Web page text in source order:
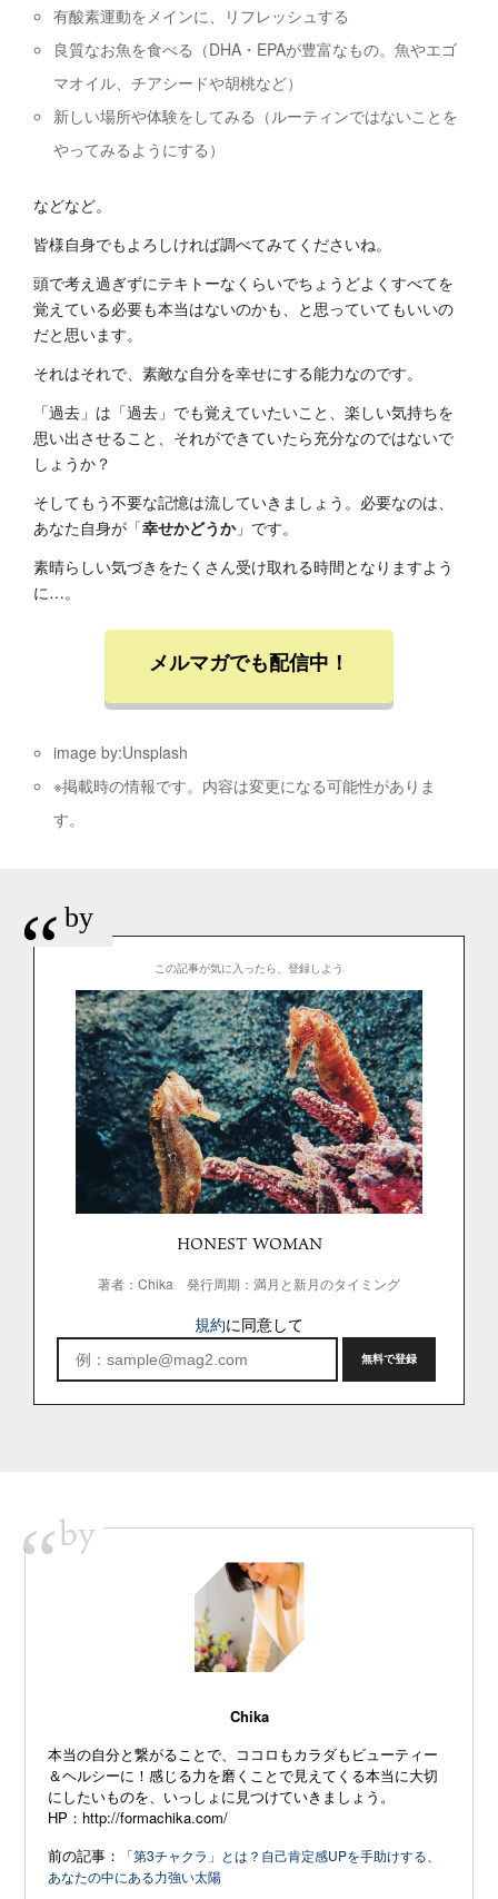
有酸素運動をメインに、リフレッシュする
良質なお魚を食べる（DHA・EPAが豊富なもの。魚やエゴ
マオイル、チアシードや胡桃など）
新しい場所や体験をしてみる（ルーティンではないことを
やってみるようにする）
などなど。
皆様自身でもよろしければ調べてみてくださいね。
頭で考え過ぎずにテキトーなくらいでちょうどよくすべてを
覚えている必要も本当はないのかも、と思っていてもいいの
だと思います。
それはそれで、素敵な自分を幸せにする能力なのです。
「過去」は「過去」でも覚えていたいこと、楽しい気持ちを
思い出させること、それができていたら充分なのではないで
しょうか？
そしてもう不要な記憶は流していきましょう。必要なのは、
あなた自身が「幸せかどうか」です。
素晴らしい気づきをたくさん受け取れる時間となりますよう
に…。
メルマガでも配信中！
image by:Unsplash
※掲載時の情報です。内容は変更になる可能性がありま
す。
“ by
この記事が気に入ったら、登録しよう
HONEST WOMAN
著者：Chika 発行周期：満月と新月のタイミング
規約に同意して
“by
Chika
本当の自分と繋がることで、ココロもカラダもビューティー
＆ヘルシーに！感じる力を磨くことで見えてくる本当に大切
にしたいものを、いっしょに見つけていきましょう。
HP： http://formachika.com/
前の記事：
「第3チャクラ」とは？自己肯定感UPを手助けする、
あなたの中にある力強い太陽